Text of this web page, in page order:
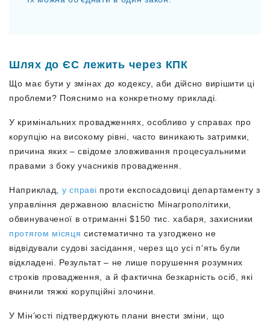
Шлях до ЄС лежить через КПК
Що має бути у змінах до кодексу, аби дійсно вирішити ці
проблеми? Пояснимо на конкретному прикладі.
У кримінальних провадженнях, особливо у справах про
корупцію на високому рівні, часто виникають затримки,
причина яких – свідоме зловживання процесуальними
правами з боку учасників провадження.
Наприклад, у справі проти експосадовиці департаменту з
управління державною власністю Мінагрополітики,
обвинуваченої в отриманні $150 тис. хабаря, захисники
протягом місяця систематично та узгоджено не
відвідували судові засідання, через що усі п’ять були
відкладені. Результат – не лише порушення розумних
строків провадження, а й фактична безкарність осіб, які
вчинили тяжкі корупційні злочини.
У Мін’юсті підтверджують плани внести зміни, що